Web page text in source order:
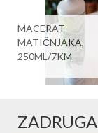
MACERAT
MATIČNJAKA,
250ML/7KM